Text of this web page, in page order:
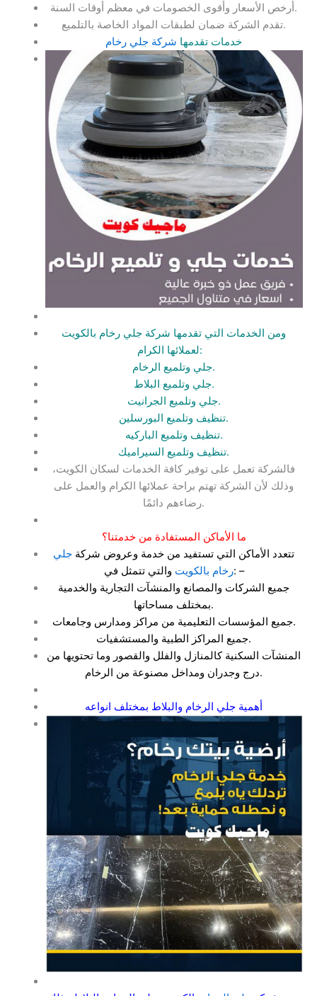
أرخص الأسعار وأقوى الخصومات في معظم أوقات السنة.
تقدم الشركة ضمان لطبقات المواد الخاصة بالتلميع.
خدمات تقدمها شركة جلي رخام
ومن الخدمات التي تقدمها شركة جلي رخام بالكويت
لعملائها الكرام:
جلي وتلميع الرخام.
جلي وتلميع البلاط.
جلي وتلميع الجرانيت.
تنظيف وتلميع البورسلين.
تنظيف وتلميع الباركيه.
تنظيف وتلميع السيراميك.
فالشركة تعمل على توفير كافة الخدمات لسكان الكويت،
وذلك لأن الشركة تهتم براحة عملائها الكرام والعمل على
رضاءهم دائمًا.
ما الأماكن المستفادة من خدمتنا؟
تتعدد الأماكن التي تستفيد من خدمة وعروض شركة جلي
رخام بالكويتوالتي تتمثل في: –
جميع الشركات والمصانع والمنشآت التجارية والخدمية
بمختلف مساحاتها.
جميع المؤسسات التعليمية من مراكز ومدارس وجامعات.
جميع المراكز الطبية والمستشفيات.
المنشآت السكنية كالمنازل والفلل والقصور وما تحتويها من
درج وجدران ومداخل مصنوعة من الرخام.
أهمية جلي الرخام والبلاط بمختلف انواعه